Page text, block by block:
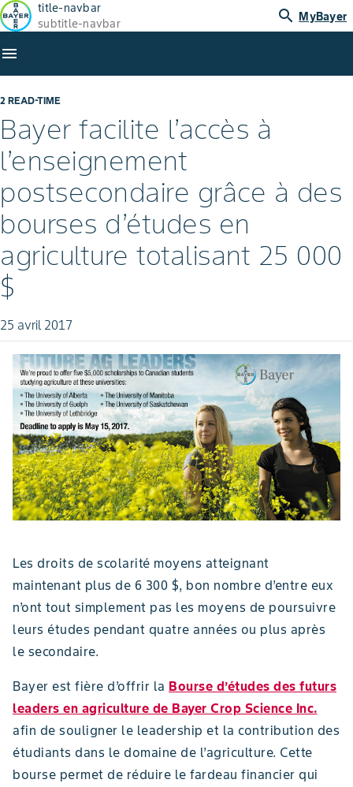
title-navbar
subtitle-navbar
search MyBayer
menu
2 READ-TIME
Bayer facilite l’accès à
l’enseignement
postsecondaire grâce à des
bourses d’études en
agriculture totalisant 25 000
$
25 avril 2017
Les droits de scolarité moyens atteignant
maintenant plus de 6 300 $, bon nombre d’entre eux
n’ont tout simplement pas les moyens de poursuivre
leurs études pendant quatre années ou plus après
le secondaire.
Bayer est fière d’offrir la Bourse d’études des futurs
leaders en agriculture de Bayer Crop Science Inc.
afin de souligner le leadership et la contribution des
étudiants dans le domaine de l’agriculture. Cette
bourse permet de réduire le fardeau financier qui